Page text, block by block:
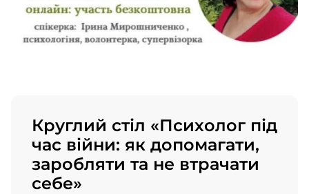
Круглий стіл «Психолог під
час війни: як допомагати,
заробляти та не втрачати
себе»